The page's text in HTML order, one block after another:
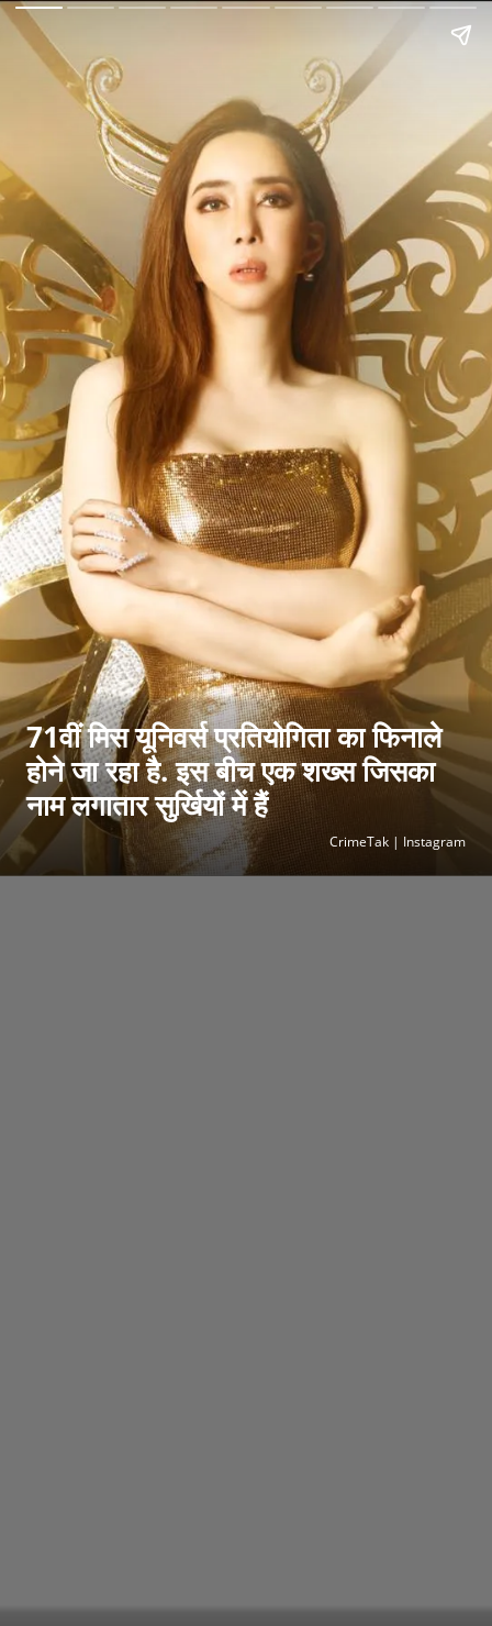
71वीं मिस यूनिवर्स प्रतियोगिता का फिनाले
होने जा रहा है. इस बीच एक शख्स जिसका
नाम लगातार सुर्खियों में हैं
CrimeTak | Instagram